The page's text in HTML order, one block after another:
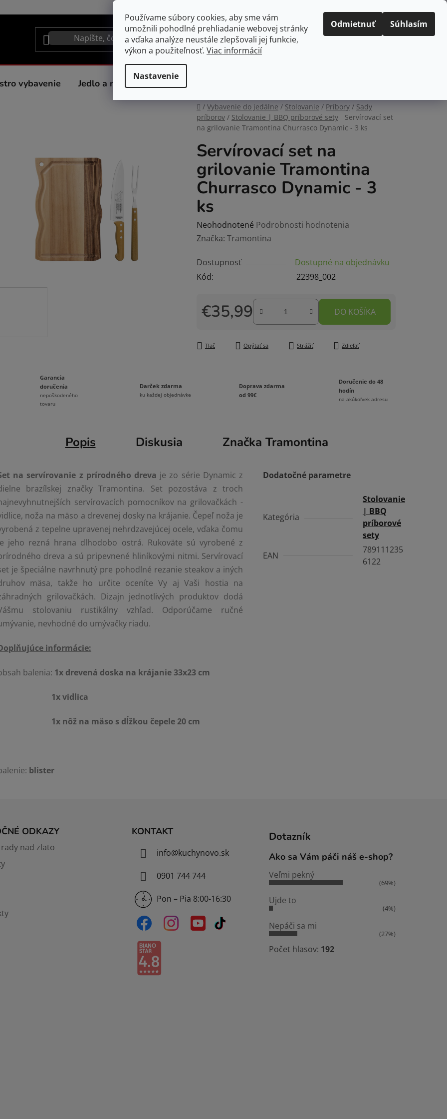
Používame súbory cookies, aby sme vám
umožnili pohodlné prehliadanie webovej stránky
a vďaka analýze neustále zlepšovali jej funkcie,
výkon a použiteľnosť. Viac informácií
Nastavenie
Odmietnuť Súhlasím
PRÁZDNY KOŠÍK
vybavenie Jedlo a nápoje Spotrebiče do kuchyne
Domov
/ Vybavenie do jedálne / Stolovanie / Príbory / Sady
príborov / Stolovanie | BBQ príborové sety
Servírovací set
na grilovanie Tramontina Churrasco Dynamic - 3 ks
Servírovací set na
grilovanie Tramontina
Churrasco Dynamic - 3
ks
Priemerné
hodnotenie
je
0,0
hviezdičiek.
Neohodnotené Podrobnosti hodnotenia
Značka: Tramontina
Dostupnosť
Dostupné na objednávku
Kód:
22398_002
€35,99
Jednotková cena:
DO KOŠÍKA
Tlač Opýtať sa Strážiť Zdieľať
Garancia
doručenia
nepoškodeného
tovaru
Darček zdarma
ku každej objednávke
Doprava zdarma
od 99€
Doručenie do 48
hodín
na akúkoľvek adresu
Popis Diskusia Značka Tramontina
na servírovanie z prírodného dreva je zo série Dynamic z
brazílskej značky Tramontina. Set pozostáva z troch
servírovacích pomocníkov na grilovačkách -
noža na mäso a drevenej dosky na krájanie. Čepeľ noža je
z tepelne upravenej nehrdzavejúcej ocele, vďaka čomu
jeho rezná hrana dlhodobo ostrá. Rukoväte sú vyrobené z
dreva a sú pripevnené hliníkovými nitmi. Servírovací
je špeciálne navrhnutý pre pohodlné rezanie steakov a iných
mäsa, takže ho určite oceníte Vy aj Vaši hostia na
grilovačkách. Dizajn jednotlivých produktov dodá
stolovaniu rustikálny vzhľad. Odporúčame ručné
nevhodné do umývačky riadu.
informácie:
balenia: 1x drevená doska na krájanie 33x23 cm
1x vidlica
1x nôž na mäso s dĺžkou čepele 20 cm
blister
Dodatočné parametre
Kategória
Stolovanie
| BBQ
príborové
sety
EAN
789111235
6122
ODKAZY
nad zlato
KONTAKT
info@kuchynovo.sk
0901 744 744
Pon – Pia 8:00-16:30
Dotazník
Ako sa Vám páči náš e-shop?
Veľmi pekný
(69%)
Ujde to
(4%)
Nepáči sa mi
(27%)
Počet hlasov: 192